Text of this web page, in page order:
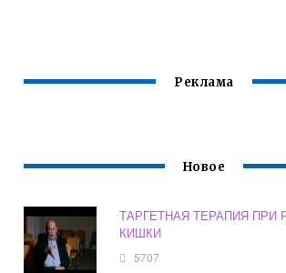
Реклама
Новое
ТАРГЕТНАЯ ТЕРАПИЯ ПРИ
КИШКИ
5707